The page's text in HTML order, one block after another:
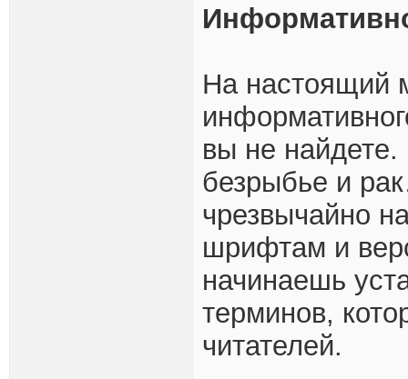
На настоящий
вы не
безрыбье и
чрезвычайно
шрифтам и
начинаешь
терминов,
читателей.